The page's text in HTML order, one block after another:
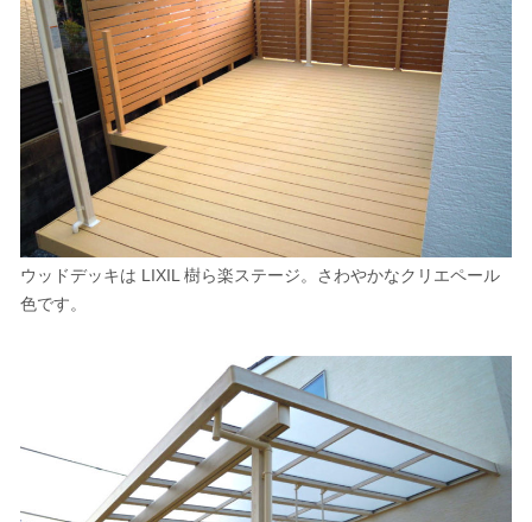
ウッドデッキは LIXIL 樹ら楽ステージ。さわやかなクリエペール
色です。